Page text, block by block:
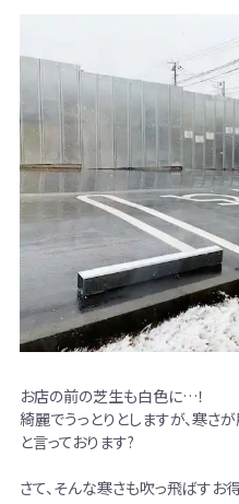
お店の前の芝生も白色に…！
綺麗でうっとりとしますが、寒さが
と言っております?
さて、そんな寒さも吹っ飛ばすお